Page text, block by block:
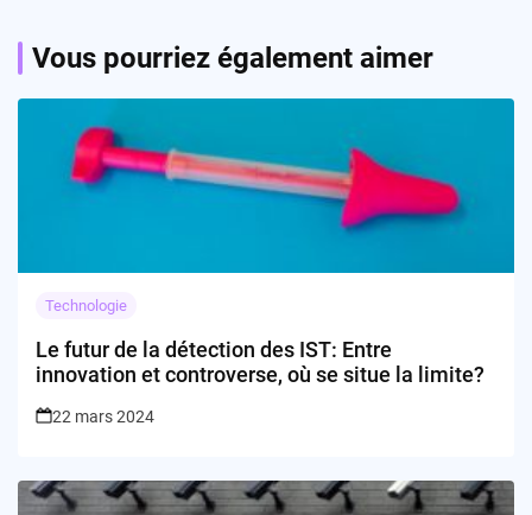
Vous pourriez également aimer
Technologie
Le futur de la détection des IST: Entre
innovation et controverse, où se situe la limite?
22 mars 2024